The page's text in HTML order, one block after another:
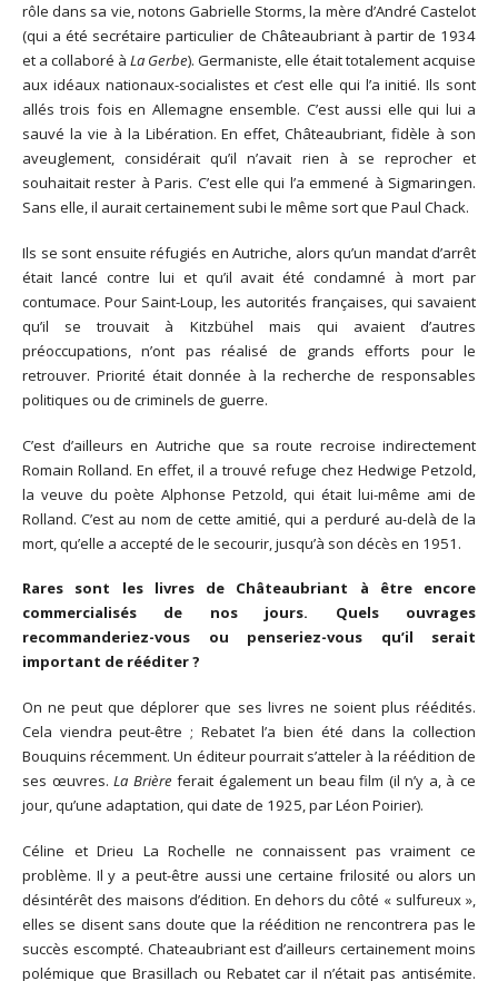
rôle dans sa vie, notons Gabrielle Storms, la mère d’André Castelot
(qui a été secrétaire particulier de Châteaubriant à partir de 1934
et a collaboré à La Gerbe). Germaniste, elle était totalement acquise
aux idéaux nationaux-socialistes et c’est elle qui l’a initié. Ils sont
allés trois fois en Allemagne ensemble. C’est aussi elle qui lui a
sauvé la vie à la Libération. En effet, Châteaubriant, fidèle à son
aveuglement, considérait qu’il n’avait rien à se reprocher et
souhaitait rester à Paris. C’est elle qui l’a emmené à Sigmaringen.
Sans elle, il aurait certainement subi le même sort que Paul Chack.
Ils se sont ensuite réfugiés en Autriche, alors qu’un mandat d’arrêt
était lancé contre lui et qu’il avait été condamné à mort par
contumace. Pour Saint-Loup, les autorités françaises, qui savaient
qu’il se trouvait à Kitzbühel mais qui avaient d’autres
préoccupations, n’ont pas réalisé de grands efforts pour le
retrouver. Priorité était donnée à la recherche de responsables
politiques ou de criminels de guerre.
C’est d’ailleurs en Autriche que sa route recroise indirectement
Romain Rolland. En effet, il a trouvé refuge chez Hedwige Petzold,
la veuve du poète Alphonse Petzold, qui était lui-même ami de
Rolland. C’est au nom de cette amitié, qui a perduré au-delà de la
mort, qu’elle a accepté de le secourir, jusqu’à son décès en 1951.
Rares sont les livres de Châteaubriant à être encore
commercialisés de nos jours. Quels ouvrages
recommanderiez-vous ou penseriez-vous qu’il serait
important de rééditer ?
On ne peut que déplorer que ses livres ne soient plus réédités.
Cela viendra peut-être ; Rebatet l’a bien été dans la collection
Bouquins récemment. Un éditeur pourrait s’atteler à la réédition de
ses œuvres.La Brière ferait également un beau film (il n’y a, à ce
jour, qu’une adaptation, qui date de 1925, par Léon Poirier).
Céline et Drieu La Rochelle ne connaissent pas vraiment ce
problème. Il y a peut-être aussi une certaine frilosité ou alors un
désintérêt des maisons d’édition. En dehors du côté « sulfureux »,
elles se disent sans doute que la réédition ne rencontrera pas le
succès escompté. Chateaubriant est d’ailleurs certainement moins
polémique que Brasillach ou Rebatet car il n’était pas antisémite.